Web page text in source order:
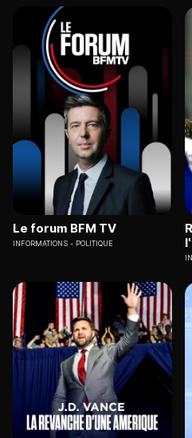
Le forum BFM TV
INFORMATIONS POLITIQUE